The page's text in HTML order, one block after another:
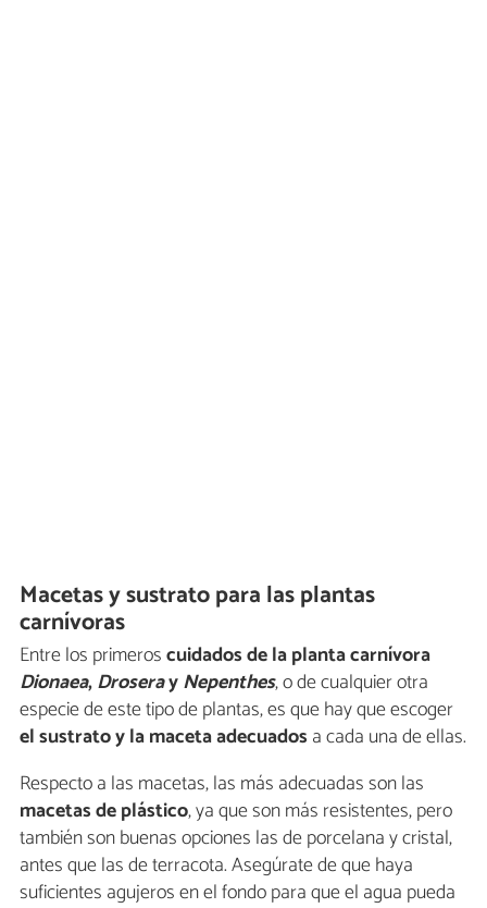
Macetas y sustrato para las plantas
carnívoras
Entre los primeroscuidados de la planta carnívora
Dionaea,DroserayNepenthes, o de cualquier otra
especie de este tipo de plantas, es que hay que escoger
el sustrato y la maceta adecuados a cada una de ellas.
Respecto a las macetas, las más adecuadas son las
macetas de plástico, ya que son más resistentes, pero
también son buenas opciones las de porcelana y cristal,
antes que las de terracota. Asegúrate de que haya
suficientes agujeros en el fondo para que el agua pueda